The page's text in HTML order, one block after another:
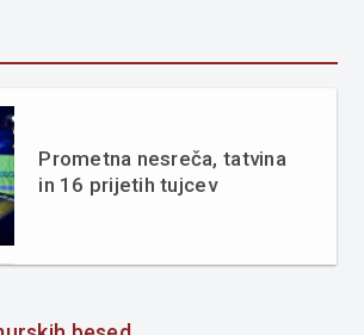
Prometna nesreča, tatvina
in 16 prijetih tujcev